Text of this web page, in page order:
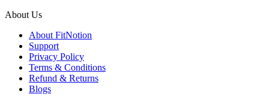
About Us
About FitNotion
Support
Privacy Policy
Terms & Conditions
Refund & Returns
Blogs